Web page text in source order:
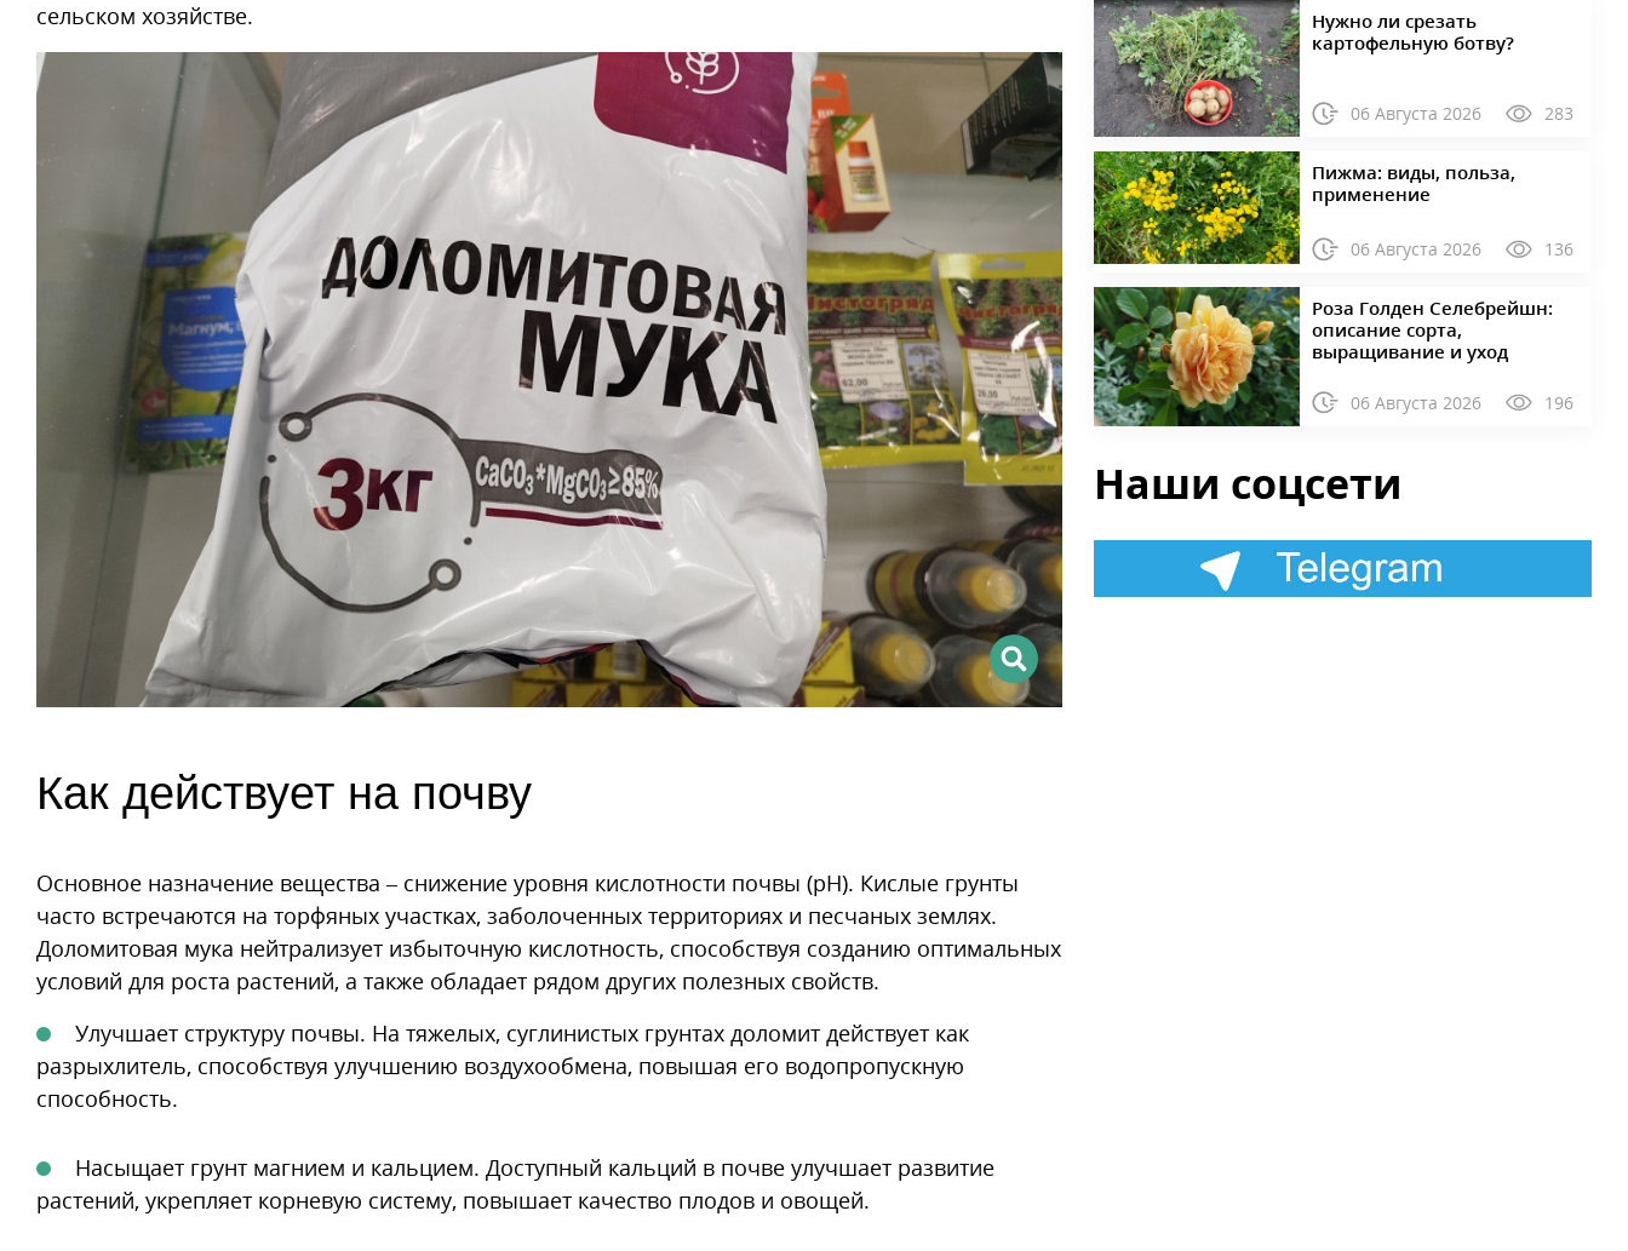
сельском хозяйстве.
Как действует на почву
Основное назначение вещества – снижение уровня кислотности почвы (pH). Кислые грунты
часто встречаются на торфяных участках, заболоченных территориях и песчаных землях.
Доломитовая мука нейтрализует избыточную кислотность, способствуя созданию оптимальных
условий для роста растений, а также обладает рядом других полезных свойств.
Улучшает структуру почвы. На тяжелых, суглинистых грунтах доломит действует как
разрыхлитель, способствуя улучшению воздухообмена, повышая его водопропускную
способность.
Насыщает грунт магнием и кальцием. Доступный кальций в почве улучшает развитие
растений, укрепляет корневую систему, повышает качество плодов и овощей.
Нужно ли срезать
картофельную ботву?
06 Августа 2026 283
Пижма: виды, польза,
применение
06 Августа 2026 136
Роза Голден Селебрейшн:
описание сорта,
выращивание и уход
06 Августа 2026 196
Наши соцсети